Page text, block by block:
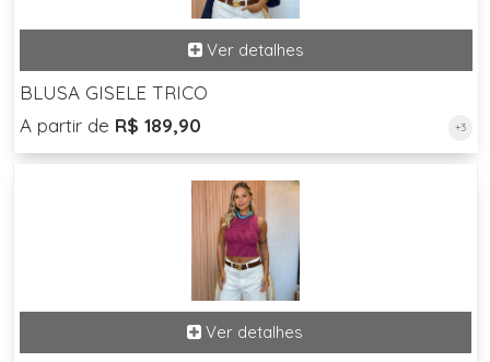
BLUSA GISELE TRICO
A partir de R$ 189,90 +3